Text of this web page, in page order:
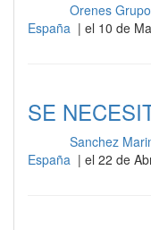
Orenes Grupo
España | el 10 de
SE
Sanchez
España | el 22 de